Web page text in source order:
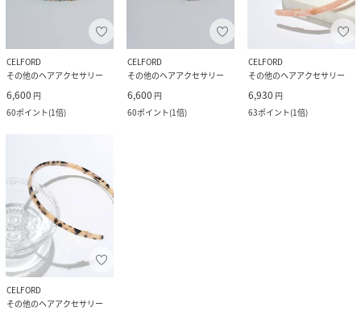
CELFORD
その他のヘアアクセサリー
6,600 円
60ポイント(1倍)
CELFORD
その他のヘアアクセサリー
6,600 円
60ポイント(1倍)
CELFORD
その他のヘアアクセサリー
6,930 円
63ポイント(1倍)
CELFORD
その他のヘアアクセサリー